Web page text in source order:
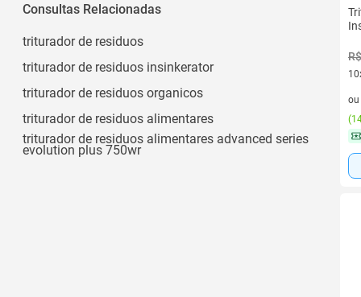
Consultas Relacionadas
triturador de residuos
triturador de residuos insinkerator
triturador de residuos organicos
triturador de residuos alimentares
triturador de residuos alimentares advanced series
evolution plus 750wr
ou
(